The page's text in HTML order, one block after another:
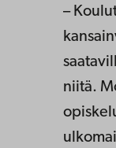
–
niitä.